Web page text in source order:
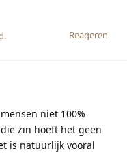
Reageren
niet 100%
zin hoeft het geen
is natuurlijk vooral